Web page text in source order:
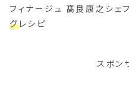
フィナージュ 髙良康之シェ
グレシピ
スポン